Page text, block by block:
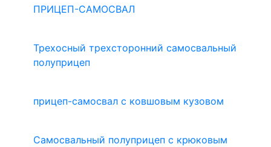
ПРИЦЕП-САМОСВАЛ
Трехосный трехсторонний самосвальный
полуприцеп
прицеп-самосвал с ковшовым кузовом
Самосвальный полуприцеп с крюковым